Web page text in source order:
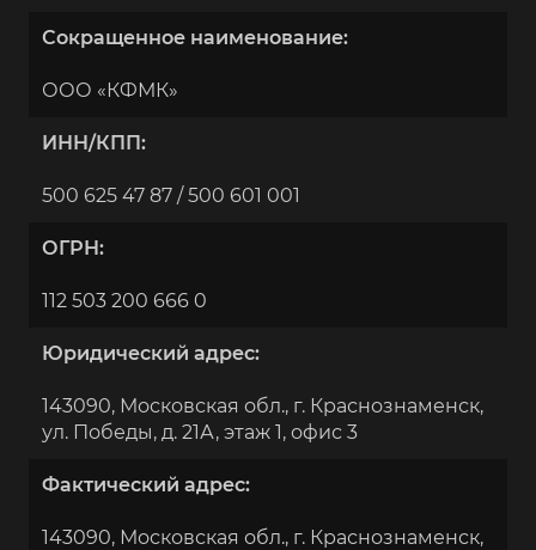
Сокращенное наименование:
ООО «КФМК»
ИНН/КПП:
500 625 47 87 / 500 601 001
ОГРН:
112 503 200 666 0
Юридический адрес:
143090, Московская обл., г. Краснознаменск,
ул. Победы, д. 21А, этаж 1, офис 3
Фактический адрес:
143090, Московская обл., г. Краснознаменск,